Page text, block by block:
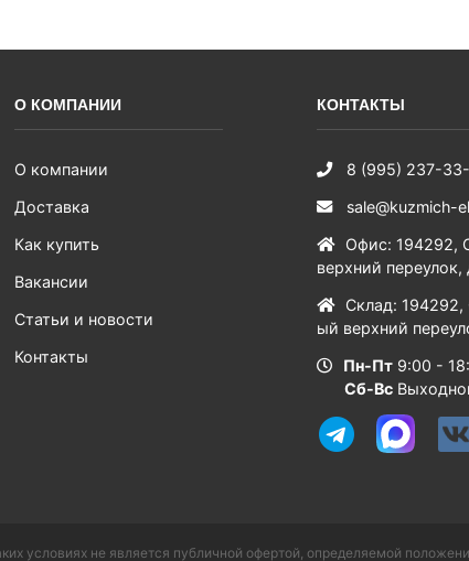
О КОМПАНИИ
О компании
Доставка
Как купить
Вакансии
Статьи и новости
Контакты
КОНТАКТЫ
8 (995) 237-
sale@kuzmich-
Офис: 194292,
верхний
Склад: 194292,
ый верхний
Пн-Пт 9:00 -
Сб-Вс
условиях не является публичной офертой, определяемой